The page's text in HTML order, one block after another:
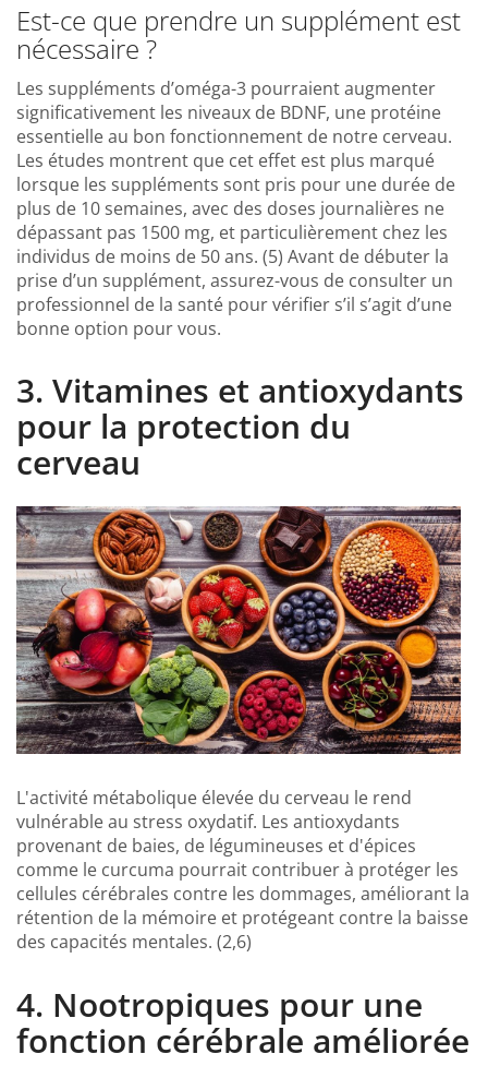
Est-ce que prendre un supplément est
nécessaire ?
Les suppléments d’oméga-3 pourraient augmenter
significativement les niveaux de BDNF, une protéine
essentielle au bon fonctionnement de notre cerveau.
Les études montrent que cet effet est plus marqué
lorsque les suppléments sont pris pour une durée de
plus de 10 semaines, avec des doses journalières ne
dépassant pas 1500 mg, et particulièrement chez les
individus de moins de 50 ans. (5) Avant de débuter la
prise d’un supplément, assurez-vous de consulter un
professionnel de la santé pour vérifier s’il s’agit d’une
bonne option pour vous.
3. Vitamines et antioxydants
pour la protection du
cerveau
L'activité métabolique élevée du cerveau le rend
vulnérable au stress oxydatif. Les antioxydants
provenant de baies, de légumineuses et d'épices
comme le curcuma pourrait contribuer à protéger les
cellules cérébrales contre les dommages, améliorant la
rétention de la mémoire et protégeant contre la baisse
des capacités mentales. (2,6)
4. Nootropiques pour une
fonction cérébrale améliorée